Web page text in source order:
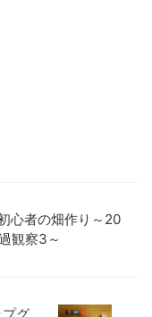
心者の畑作り～20
観察3～